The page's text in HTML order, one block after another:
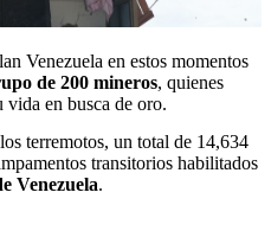
Venezuela en estos momentos
de 200 mineros, quienes
vida en busca de oro.
terremotos, un total de 14,634
transitorios habilitados
Venezuela.